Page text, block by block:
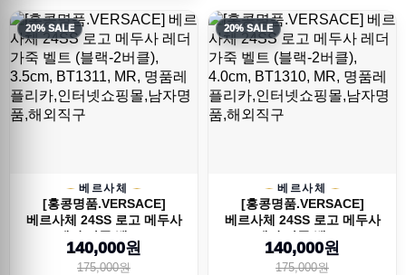
20% SALE
베르사체
[홍콩명품.VERSACE]
베르사체 24SS 로고 메두사
레더 가죽 벨트...
140,000원
175,000원
20% SALE
베르사체
[홍콩명품.VERSACE]
베르사체 24SS 로고 메두사
레더 가죽 벨트...
140,000원
175,000원